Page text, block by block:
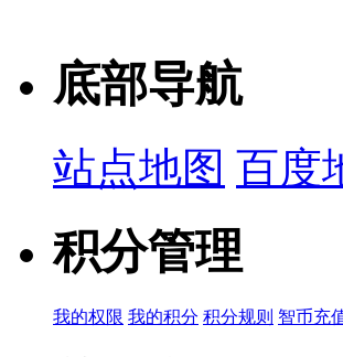
底部导航
站点地图 百度
积分管理
我的权限 我的积分 积分规则 智币充